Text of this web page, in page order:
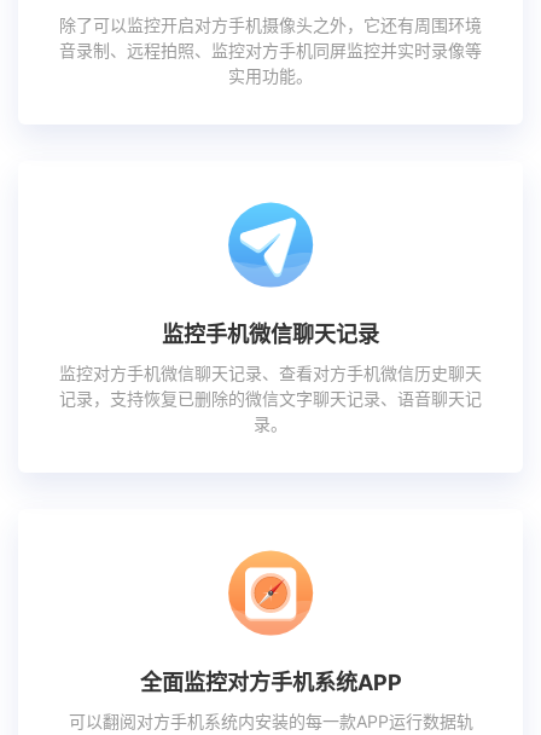
除了可以监控开启对方手机摄像头之外，它还有周围环境
音录制、远程拍照、监控对方手机同屏监控并实时录像等
实用功能。
监控手机微信聊天记录
监控对方手机微信聊天记录、查看对方手机微信历史聊天
记录，支持恢复已删除的微信文字聊天记录、语音聊天记
录。
全面监控对方手机系统APP
可以翻阅对方手机系统内安装的每一款APP运行数据轨